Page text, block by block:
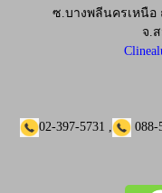
ซ.บางพลีนครเหนือ
จ.
02-397-5731 , 088-